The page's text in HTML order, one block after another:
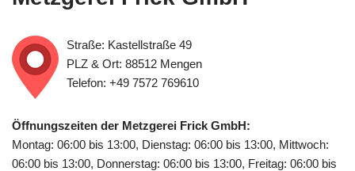
Straße: Kastellstraße 49
PLZ & Ort: 88512 Mengen
Telefon: +49 7572 769610
Öffnungszeiten der Metzgerei Frick GmbH:
Montag: 06:00 bis 13:00, Dienstag: 06:00 bis 13:00, Mittwoch:
06:00 bis 13:00, Donnerstag: 06:00 bis 13:00, Freitag: 06:00 bis